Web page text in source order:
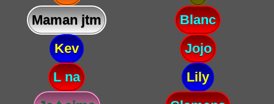
Maman jtm
Blanc
Kev
Jojo
L na
Lily